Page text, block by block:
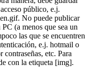
público, e.j.
No puede publicar
(a menos que sea un
las que se encuentren
e.j. hotmail o
etc. Para
con la etiqueta [img].